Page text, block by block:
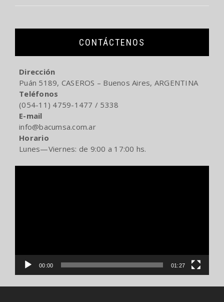
CONTÁCTENOS
Dirección
Puán 5189, CASEROS – Buenos Aires, ARGENTINA
Teléfonos
(054-11) 4759-1477 / 5338
E-mail
info@bacumsa.com.ar
Horario
Lunes—Viernes: de 9:00 a 17:00 hs.
00:00 01:27